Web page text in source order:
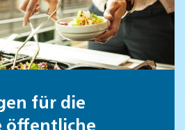
für die
öffentliche